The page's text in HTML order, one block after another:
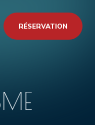
RÉSERVATION